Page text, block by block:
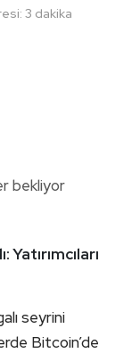
3 dakika
seyrini
Bitcoin’de